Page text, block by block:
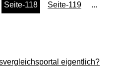
Seite-118 Seite-119 ...
eigentlich?